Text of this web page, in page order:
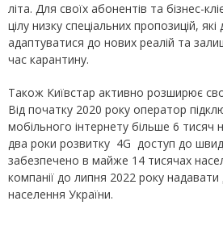
літа. Для своїх абонентів та бізнес-
цілу низку спеціальних пропозицій,
адаптуватися до нових реалій та
час карантину.
Також Київстар активно розширює
Від початку 2020 року оператор
мобільного інтернету більше 6 тисяч
два роки розвитку 4G доступ до
забезпечено в майже 14 тисячах
компанії до липня 2022 року
населення України.